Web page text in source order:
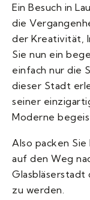
Ein Besuch in
die
der Kreativität,
Sie nun ein
einfach nur die
dieser Stadt
seiner
Moderne
Also packen
auf den Weg
zu werden.